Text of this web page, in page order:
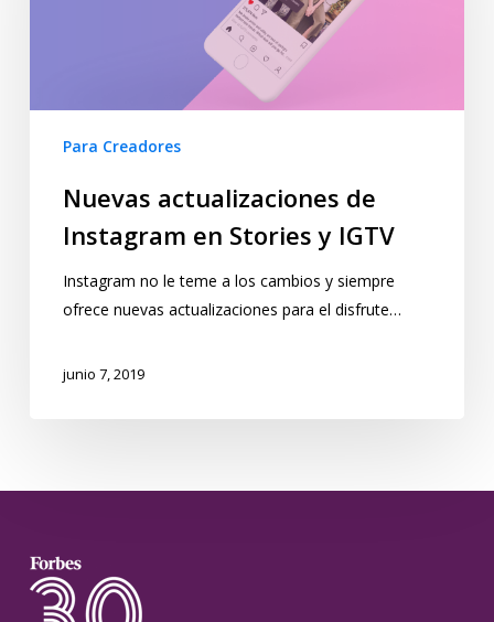
Para Creadores
Nuevas actualizaciones de
Instagram en Stories y IGTV
Instagram no le teme a los cambios y siempre
ofrece nuevas actualizaciones para el disfrute…
junio 7, 2019